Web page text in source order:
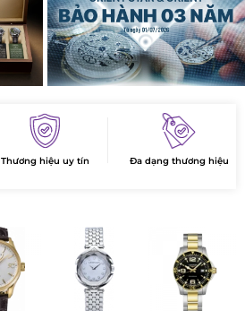
Thương hiệu uy tín Đa dạng thương hiệu